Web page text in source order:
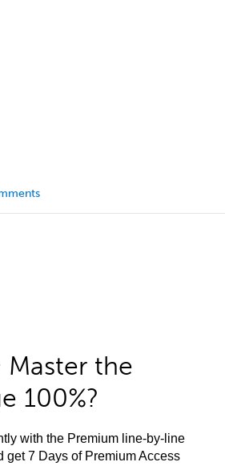
the
100%?
with the Premium line-by-line
get 7 Days of Premium Access